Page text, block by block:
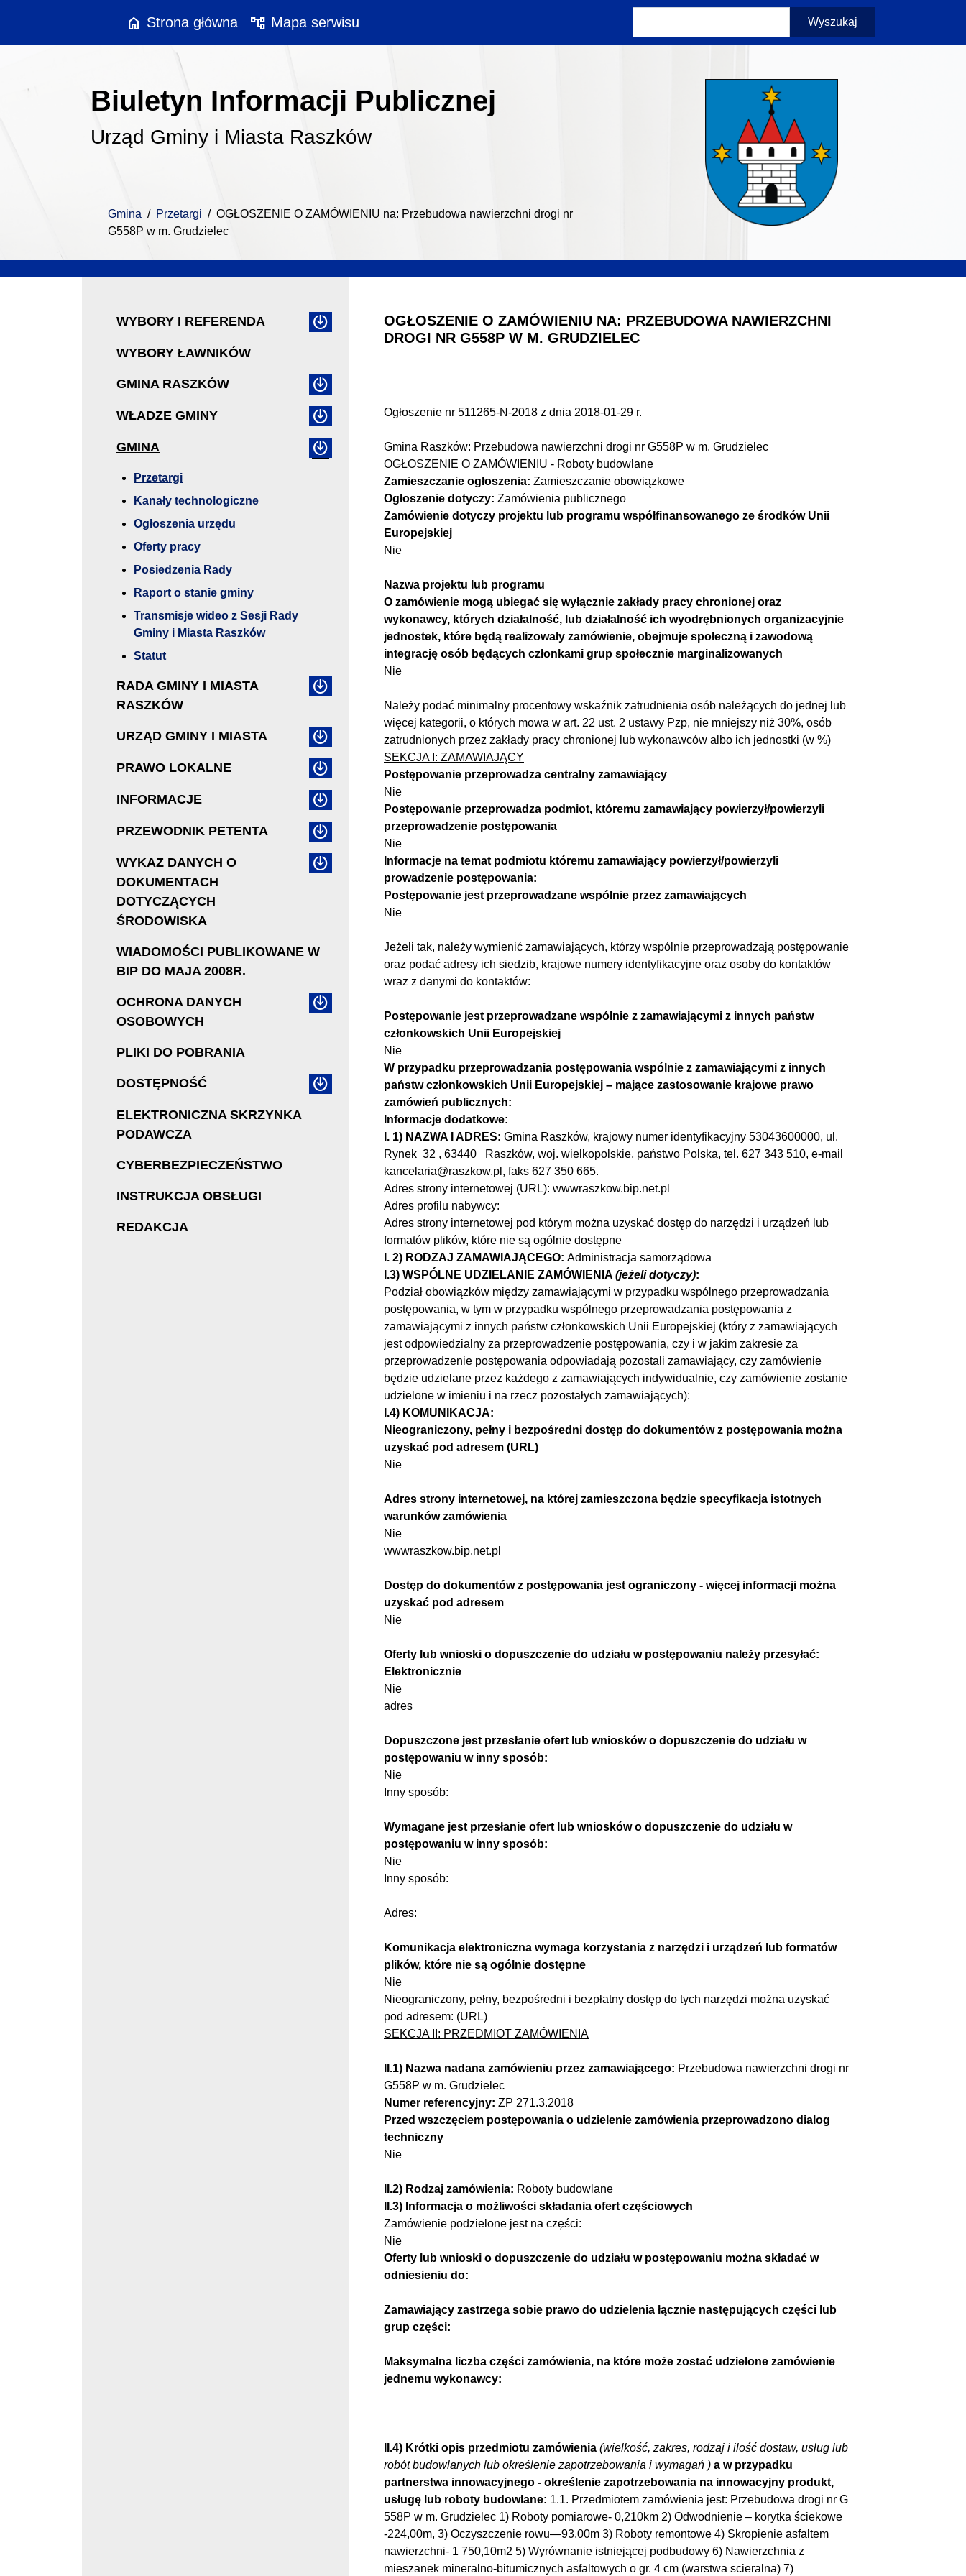
home Strona główna account_tree Mapa serwisu Wyszukaj
Biuletyn Informacji Publicznej
Urząd Gminy i Miasta Raszków
Gmina / Przetargi / OGŁOSZENIE O ZAMÓWIENIU na: Przebudowa nawierzchni drogi nr
G558P w m. Grudzielec
WYBORY I REFERENDA
WYBORY ŁAWNIKÓW
GMINA RASZKÓW
WŁADZE GMINY
GMINA
Przetargi
Kanały technologiczne
Ogłoszenia urzędu
Oferty pracy
Posiedzenia Rady
Raport o stanie gminy
Transmisje wideo z Sesji Rady
Gminy i Miasta Raszków
Statut
RADA GMINY I MIASTA
RASZKÓW
URZĄD GMINY I MIASTA
PRAWO LOKALNE
INFORMACJE
PRZEWODNIK PETENTA
WYKAZ DANYCH O
DOKUMENTACH
DOTYCZĄCYCH
ŚRODOWISKA
WIADOMOŚCI PUBLIKOWANE W
BIP DO MAJA 2008R.
OCHRONA DANYCH
OSOBOWYCH
PLIKI DO POBRANIA
DOSTĘPNOŚĆ
ELEKTRONICZNA SKRZYNKA
PODAWCZA
CYBERBEZPIECZEŃSTWO
INSTRUKCJA OBSŁUGI
REDAKCJA
OGŁOSZENIE O ZAMÓWIENIU NA: PRZEBUDOWA NAWIERZCHNI
DROGI NR G558P W M. GRUDZIELEC
Ogłoszenie nr 511265-N-2018 z dnia 2018-01-29 r.
Gmina Raszków: Przebudowa nawierzchni drogi nr G558P w m. Grudzielec
OGŁOSZENIE O ZAMÓWIENIU - Roboty budowlane
Zamieszczanie ogłoszenia: Zamieszczanie obowiązkowe
Ogłoszenie dotyczy: Zamówienia publicznego
Zamówienie dotyczy projektu lub programu współfinansowanego ze środków Unii
Europejskiej
Nie
Nazwa projektu lub programu
O zamówienie mogą ubiegać się wyłącznie zakłady pracy chronionej oraz
wykonawcy, których działalność, lub działalność ich wyodrębnionych organizacyjnie
jednostek, które będą realizowały zamówienie, obejmuje społeczną i zawodową
integrację osób będących członkami grup społecznie marginalizowanych
Nie
Należy podać minimalny procentowy wskaźnik zatrudnienia osób należących do jednej lub
więcej kategorii, o których mowa w art. 22 ust. 2 ustawy Pzp, nie mniejszy niż 30%, osób
zatrudnionych przez zakłady pracy chronionej lub wykonawców albo ich jednostki (w %)
SEKCJA I: ZAMAWIAJĄCY
Postępowanie przeprowadza centralny zamawiający
Nie
Postępowanie przeprowadza podmiot, któremu zamawiający powierzył/powierzyli
przeprowadzenie postępowania
Nie
Informacje na temat podmiotu któremu zamawiający powierzył/powierzyli
prowadzenie postępowania:
Postępowanie jest przeprowadzane wspólnie przez zamawiających
Nie
Jeżeli tak, należy wymienić zamawiających, którzy wspólnie przeprowadzają postępowanie
oraz podać adresy ich siedzib, krajowe numery identyfikacyjne oraz osoby do kontaktów
wraz z danymi do kontaktów:
Postępowanie jest przeprowadzane wspólnie z zamawiającymi z innych państw
członkowskich Unii Europejskiej
Nie
W przypadku przeprowadzania postępowania wspólnie z zamawiającymi z innych
państw członkowskich Unii Europejskiej – mające zastosowanie krajowe prawo
zamówień publicznych:
Informacje dodatkowe:
I. 1) NAZWA I ADRES: Gmina Raszków, krajowy numer identyfikacyjny 53043600000, ul.
Rynek 32 , 63440 Raszków, woj. wielkopolskie, państwo Polska, tel. 627 343 510, e-mail
kancelaria@raszkow.pl , faks 627 350 665.
Adres strony internetowej (URL): wwwraszkow.bip.net.pl
Adres profilu nabywcy:
Adres strony internetowej pod którym można uzyskać dostęp do narzędzi i urządzeń lub
formatów plików, które nie są ogólnie dostępne
I. 2) RODZAJ ZAMAWIAJĄCEGO: Administracja samorządowa
I.3) WSPÓLNE UDZIELANIE ZAMÓWIENIA (jeżeli dotyczy):
Podział obowiązków między zamawiającymi w przypadku wspólnego przeprowadzania
postępowania, w tym w przypadku wspólnego przeprowadzania postępowania z
zamawiającymi z innych państw członkowskich Unii Europejskiej (który z zamawiających
jest odpowiedzialny za przeprowadzenie postępowania, czy i w jakim zakresie za
przeprowadzenie postępowania odpowiadają pozostali zamawiający, czy zamówienie
będzie udzielane przez każdego z zamawiających indywidualnie, czy zamówienie zostanie
udzielone w imieniu i na rzecz pozostałych zamawiających):
I.4) KOMUNIKACJA:
Nieograniczony, pełny i bezpośredni dostęp do dokumentów z postępowania można
uzyskać pod adresem (URL)
Nie
Adres strony internetowej, na której zamieszczona będzie specyfikacja istotnych
warunków zamówienia
Nie
wwwraszkow.bip.net.pl
Dostęp do dokumentów z postępowania jest ograniczony - więcej informacji można
uzyskać pod adresem
Nie
Oferty lub wnioski o dopuszczenie do udziału w postępowaniu należy przesyłać:
Elektronicznie
Nie
adres
Dopuszczone jest przesłanie ofert lub wniosków o dopuszczenie do udziału w
postępowaniu w inny sposób:
Nie
Inny sposób:
Wymagane jest przesłanie ofert lub wniosków o dopuszczenie do udziału w
postępowaniu w inny sposób:
Nie
Inny sposób:
Adres:
Komunikacja elektroniczna wymaga korzystania z narzędzi i urządzeń lub formatów
plików, które nie są ogólnie dostępne
Nie
Nieograniczony, pełny, bezpośredni i bezpłatny dostęp do tych narzędzi można uzyskać
pod adresem: (URL)
SEKCJA II: PRZEDMIOT ZAMÓWIENIA
II.1) Nazwa nadana zamówieniu przez zamawiającego: Przebudowa nawierzchni drogi nr
G558P w m. Grudzielec
Numer referencyjny: ZP 271.3.2018
Przed wszczęciem postępowania o udzielenie zamówienia przeprowadzono dialog
techniczny
Nie
II.2) Rodzaj zamówienia: Roboty budowlane
II.3) Informacja o możliwości składania ofert częściowych
Zamówienie podzielone jest na części:
Nie
Oferty lub wnioski o dopuszczenie do udziału w postępowaniu można składać w
odniesieniu do:
Zamawiający zastrzega sobie prawo do udzielenia łącznie następujących części lub
grup części:
Maksymalna liczba części zamówienia, na które może zostać udzielone zamówienie
jednemu wykonawcy:
II.4) Krótki opis przedmiotu zamówienia (wielkość, zakres, rodzaj i ilość dostaw, usług lub
robót budowlanych lub określenie zapotrzebowania i wymagań ) a w przypadku
partnerstwa innowacyjnego - określenie zapotrzebowania na innowacyjny produkt,
usługę lub roboty budowlane: 1.1. Przedmiotem zamówienia jest: Przebudowa drogi nr G
558P w m. Grudzielec 1) Roboty pomiarowe- 0,210km 2) Odwodnienie – korytka ściekowe
-224,00m, 3) Oczyszczenie rowu—93,00m 3) Roboty remontowe 4) Skropienie asfaltem
nawierzchni- 1 750,10m2 5) Wyrównanie istniejącej podbudowy 6) Nawierzchnia z
mieszanek mineralno-bitumicznych asfaltowych o gr. 4 cm (warstwa scieralna) 7)